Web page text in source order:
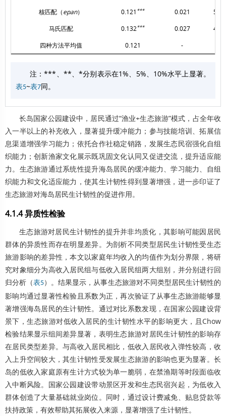
核匹配（epan） 0.121 *** 0.021 5.65
马氏匹配 0.132*** 0.027 4.88
四种方法平均值 0.121 -
注：***、**、*分别表示在1%、5%、10%水平上显著。
表5~表7同。
长岛国家公园建设中，居民通过“渔业+生态旅游”模式，占全年收
入一半以上的补充收入，显著提升缓冲能力；参与技能培训、拓展信
息渠道增强学习能力；依托合作社稳定销路，发展生态民宿强化自组
织能力；创新渔家文化展示既巩固文化认同又促进交流，提升适应能
力。生态旅游通过系统性提升海岛居民的缓冲能力、学习能力、自组
织能力和文化适应能力，使其生计韧性得到显著增强，进一步印证了
生态旅游对海岛居民生计韧性的促进作用。
4.1.4 异质性检验
生态旅游对居民生计韧性的提升并非均质化，其影响可能因居民
群体的异质性而存在明显差异。为剖析不同类型居民生计韧性受生态
旅游影响的差异性，本文以家庭年均收入的均值作为划分界限，将研
究对象细分为高收入居民组与低收入居民组两大组别，并分别进行回
归分析（表5）。结果显示，从事生态旅游对不同类型居民生计韧性的
影响均通过显著性检验且系数为正，再次验证了从事生态旅游能够显
著增强海岛居民的生计韧性。通过对比系数发现，在国家公园建设背
景下，生态旅游对低收入居民的生计韧性水平的影响更大，且Chow
检验结果显示组间差异显著，表明生态旅游对居民生计韧性的影响存
在居民类型差异。与高收入居民相比，低收入居民收入弹性较高，收
入上升空间较大，其生计韧性受发展生态旅游的影响也更为显著。长
岛的低收入家庭原有生计方式较为单一脆弱，在禁渔期等时段面临收
入中断风险。国家公园建设带动景区开发和生态民宿兴起，为低收入
群体创造了大量基础就业岗位。同时，通过设计费减免、贴息贷款等
扶持政策，有效帮助其拓展收入来源，显著增强了生计韧性。